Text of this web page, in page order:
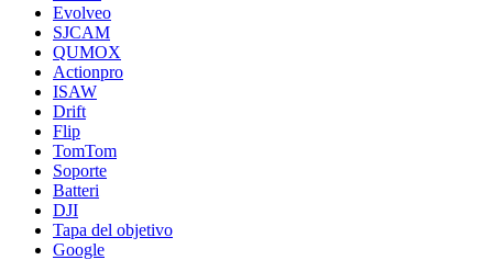
Evolveo
SJCAM
QUMOX
Actionpro
ISAW
Drift
Flip
TomTom
Soporte
Batteri
DJI
Tapa del objetivo
Google